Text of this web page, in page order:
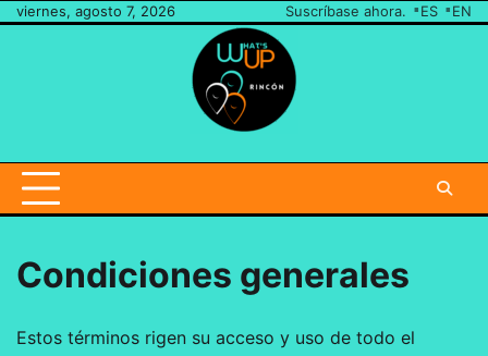
viernes, agosto 7, 2026 Suscríbase ahora. ES EN
Envíenos
nota
Condiciones generales
Estos términos rigen su acceso y uso de todo el